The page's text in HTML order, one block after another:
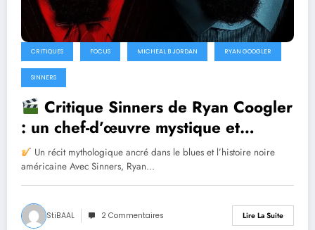
CRITIQUES FOCUS MICHEAL B JORDAN RYAN GOOGLER
SINNERS
Critique Sinners de Ryan Coogler
: un chef-d’œuvre mystique et
musical porté par Michael B. Jordan
Un récit mythologique ancré dans le blues et l’histoire noire
américaine Avec Sinners, Ryan…
StiBAAL 2 Commentaires Lire La Suite